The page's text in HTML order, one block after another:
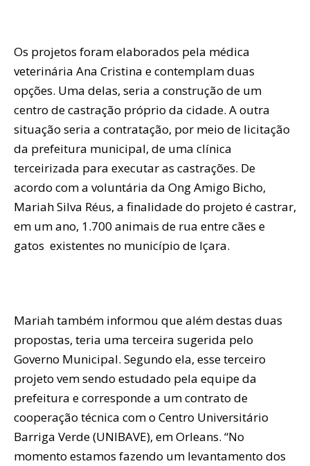
Os projetos foram elaborados pela médica
veterinária Ana Cristina e contemplam duas
opções. Uma delas, seria a construção de um
centro de castração próprio da cidade. A outra
situação seria a contratação, por meio de licitação
da prefeitura municipal, de uma clínica
terceirizada para executar as castrações. De
acordo com a voluntária da Ong Amigo Bicho,
Mariah Silva Réus, a finalidade do projeto é castrar,
em um ano, 1.700 animais de rua entre cães e
gatos existentes no município de Içara.
Mariah também informou que além destas duas
propostas, teria uma terceira sugerida pelo
Governo Municipal. Segundo ela, esse terceiro
projeto vem sendo estudado pela equipe da
prefeitura e corresponde a um contrato de
cooperação técnica com o Centro Universitário
Barriga Verde (UNIBAVE), em Orleans. “No
momento estamos fazendo um levantamento dos